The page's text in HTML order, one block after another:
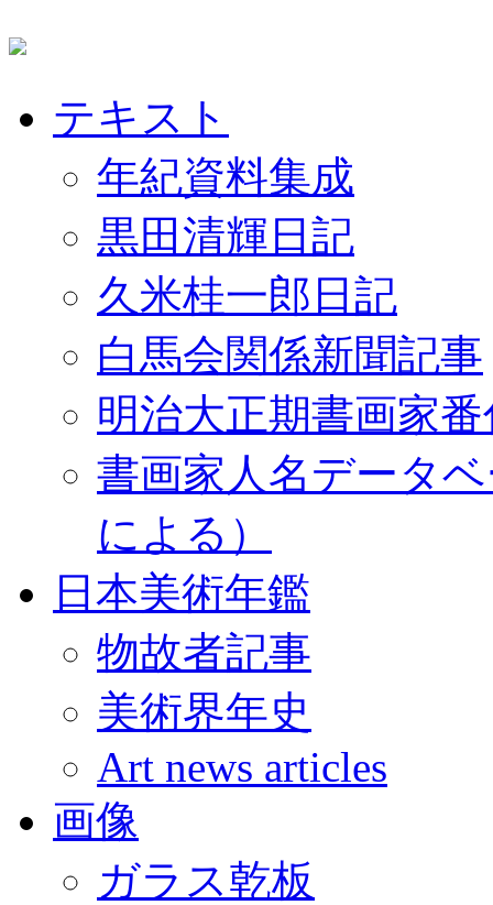
テキスト
年紀資料集成
黒田清輝日記
久米桂一郎日記
白馬会関係新聞記事
明治大正期書画家
書画家人名データ
による）
日本美術年鑑
物故者記事
美術界年史
Art news articles
画像
ガラス乾板